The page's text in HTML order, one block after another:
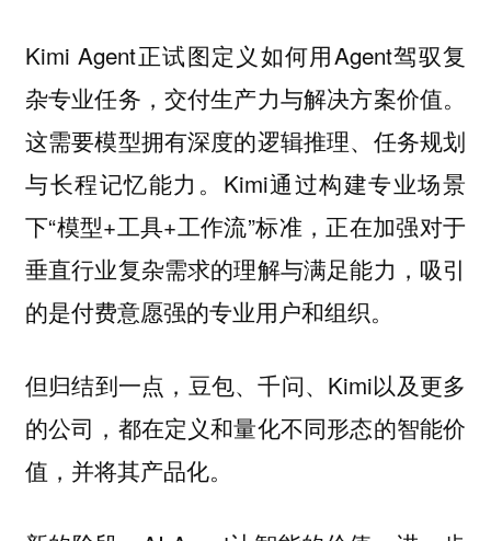
Kimi Agent正试图定义如何用Agent驾驭复
杂专业任务，交付生产力与解决方案价值。
这需要模型拥有深度的逻辑推理、任务规划
与长程记忆能力。Kimi通过构建专业场景
下“模型+工具+工作流”标准，正在加强对于
垂直行业复杂需求的理解与满足能力，吸引
的是付费意愿强的专业用户和组织。
但归结到一点，豆包、千问、Kimi以及更多
的公司，都在定义和量化不同形态的智能价
值，并将其产品化。